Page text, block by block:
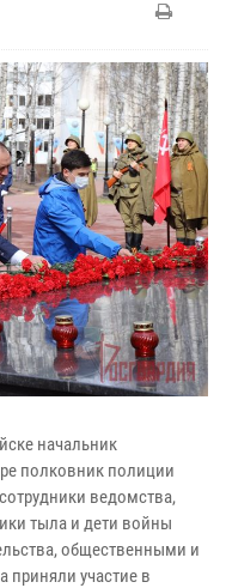
начальник
полковник полиции
ведомства,
тыла и дети войны
общественными и
приняли участие в